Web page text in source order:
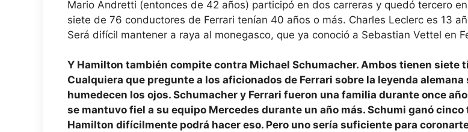
Mario Andretti (entonces de 42 años) participó en dos carreras y quedó tercero
siete de 76 conductores de Ferrari tenían 40 años o más. Charles Leclerc es 13
Será difícil mantener a raya al monegasco, que ya conoció a Sebastian Vettel en
Y Hamilton también compite contra Michael Schumacher. Ambos tienen siete
Cualquiera que pregunte a los aficionados de Ferrari sobre la leyenda alemana
humedecen los ojos. Schumacher y Ferrari fueron una familia durante once
se mantuvo fiel a su equipo Mercedes durante un año más. Schumi ganó
Hamilton difícilmente podrá hacer eso. Pero uno sería suficiente para